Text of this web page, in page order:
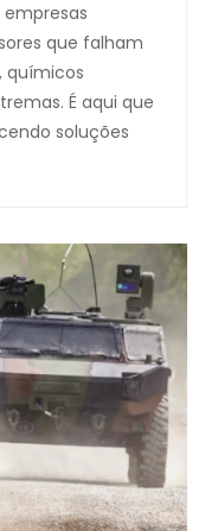
que falham
químicos
É aqui que
soluções